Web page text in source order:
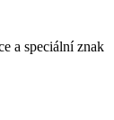
a speciální znak